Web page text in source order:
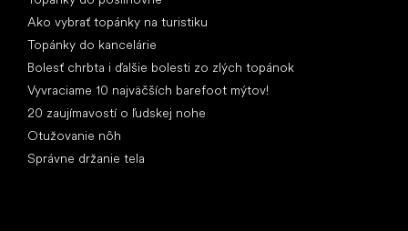
Ako vybrať topánky na turistiku
Topánky do kancelárie
Bolesť chrbta i ďalšie bolesti zo zlých topánok
Vyvraciame 10 najväčších barefoot mýtov!
20 zaujímavostí o ľudskej nohe
Otužovanie nôh
Správne držanie tela